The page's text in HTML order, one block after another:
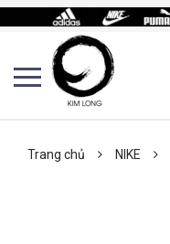
Trang chủ NIKE